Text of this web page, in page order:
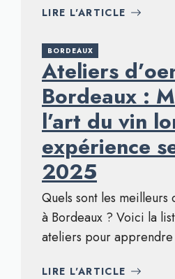
LIRE L'ARTICLE
BORDEAUX
Ateliers
Bordeaux :
l’art du vin
expérience
2025
Quels sont les
à Bordeaux ? Voici la
ateliers pour
LIRE L'ARTICLE